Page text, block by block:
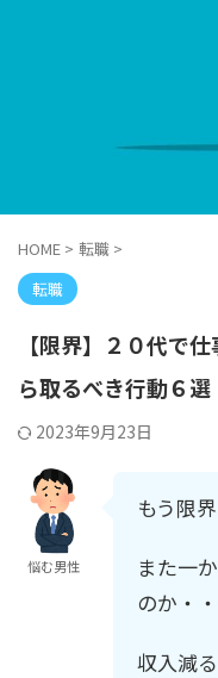
HOME > 転職 >
転職
【限界】２０代で
ら取るべき行動６選
2023年9月23日
悩む男性
もう限
また一
のか・・
収入減